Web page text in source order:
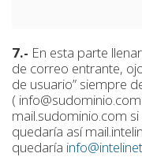
7.- En esta parte
de correo entrante,
de usuario” siempre
(
mail.sudominio.com
quedaría así
quedaría